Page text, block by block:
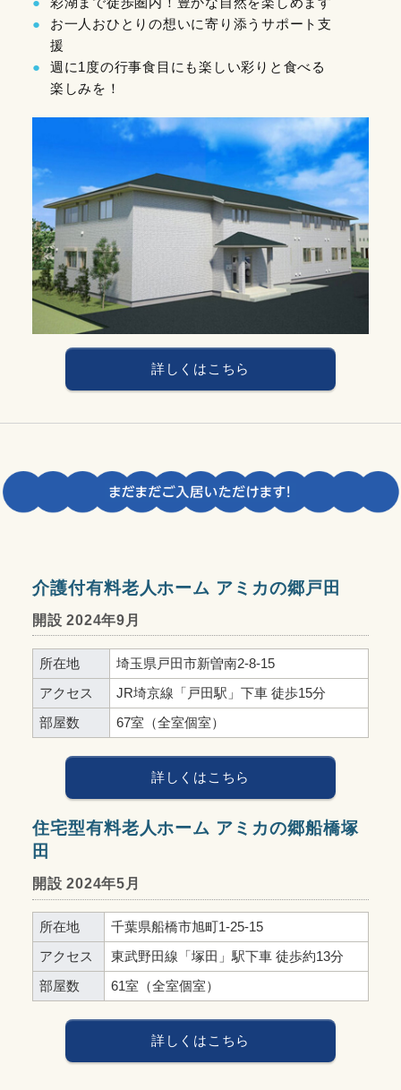
お一人おひとりの想いに寄り添うサポート支
援
週に1度の行事食目にも楽しい彩りと食べる
楽しみを！
詳しくはこちら
介護付有料老人ホーム アミカの郷戸田
開設 2024年9月
所在地
埼玉県戸田市新曽南2-8-15
アクセス
JR埼京線「戸田駅」下車 徒歩15分
部屋数
67室（全室個室）
詳しくはこちら
住宅型有料老人ホーム アミカの郷船橋塚
田
開設 2024年5月
所在地
千葉県船橋市旭町1-25-15
アクセス
東武野田線「塚田」駅下車 徒歩約13分
部屋数
61室（全室個室）
詳しくはこちら